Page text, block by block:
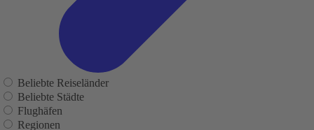
Beliebte Reiseländer
Beliebte Städte
Flughäfen
Regionen